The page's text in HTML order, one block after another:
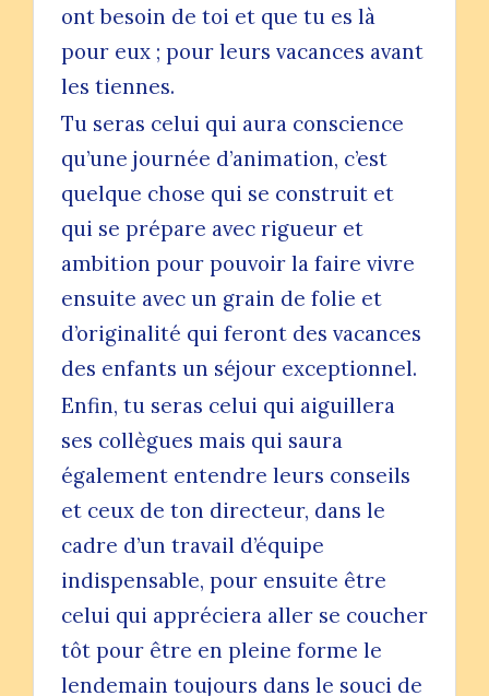
ont besoin de toi et que tu es là
pour eux ; pour leurs vacances avant
les tiennes.
Tu seras celui qui aura conscience
qu’une journée d’animation, c’est
quelque chose qui se construit et
qui se prépare avec rigueur et
ambition pour pouvoir la faire vivre
ensuite avec un grain de folie et
d’originalité qui feront des vacances
des enfants un séjour exceptionnel.
Enfin, tu seras celui qui aiguillera
ses collègues mais qui saura
également entendre leurs conseils
et ceux de ton directeur, dans le
cadre d’un travail d’équipe
indispensable, pour ensuite être
celui qui appréciera aller se coucher
tôt pour être en pleine forme le
lendemain toujours dans le souci de